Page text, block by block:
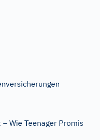
Wie Teenager Promis